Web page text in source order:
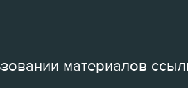
материалов